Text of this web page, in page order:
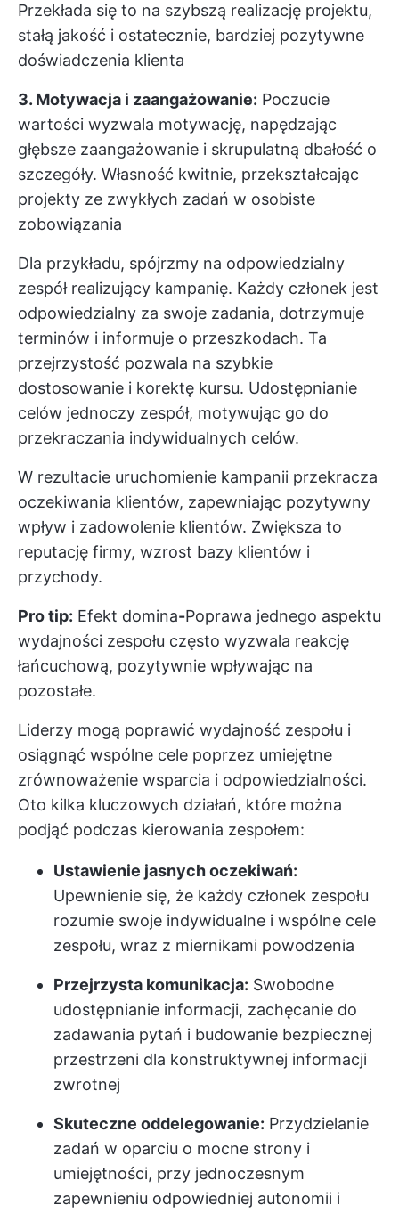
Przekłada się to na szybszą realizację projektu,
stałą jakość i ostatecznie, bardziej pozytywne
doświadczenia klienta
3. Motywacja i zaangażowanie: Poczucie
wartości wyzwala motywację, napędzając
głębsze zaangażowanie i skrupulatną dbałość o
szczegóły. Własność kwitnie, przekształcając
projekty ze zwykłych zadań w osobiste
zobowiązania
Dla przykładu, spójrzmy na odpowiedzialny
zespół realizujący kampanię. Każdy członek jest
odpowiedzialny za swoje zadania, dotrzymuje
terminów i informuje o przeszkodach. Ta
przejrzystość pozwala na szybkie
dostosowanie i korektę kursu. Udostępnianie
celów jednoczy zespół, motywując go do
przekraczania indywidualnych celów.
W rezultacie uruchomienie kampanii przekracza
oczekiwania klientów, zapewniając pozytywny
wpływ i zadowolenie klientów. Zwiększa to
reputację firmy, wzrost bazy klientów i
przychody.
Pro tip: Efekt domina-Poprawa jednego aspektu
wydajności zespołu często wyzwala reakcję
łańcuchową, pozytywnie wpływając na
pozostałe.
Liderzy mogą poprawić wydajność zespołu i
osiągnąć wspólne cele poprzez umiejętne
zrównoważenie wsparcia i odpowiedzialności.
Oto kilka kluczowych działań, które można
podjąć podczas kierowania zespołem:
Ustawienie jasnych oczekiwań:
Upewnienie się, że każdy członek zespołu
rozumie swoje indywidualne i wspólne cele
zespołu, wraz z miernikami powodzenia
Przejrzysta komunikacja: Swobodne
udostępnianie informacji, zachęcanie do
zadawania pytań i budowanie bezpiecznej
przestrzeni dla konstruktywnej informacji
zwrotnej
Skuteczne oddelegowanie: Przydzielanie
zadań w oparciu o mocne strony i
umiejętności, przy jednoczesnym
zapewnieniu odpowiedniej autonomii i